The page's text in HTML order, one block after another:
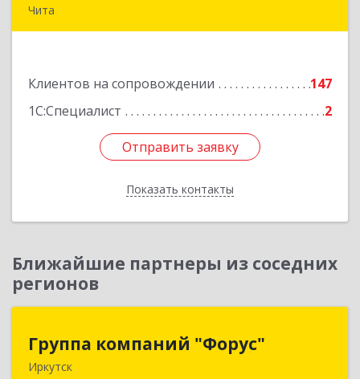
Чита
Клиентов на сопровождении
147
1С:Специалист
2
Отправить заявку
Показать контакты
Подробнее
Отправить заявку
Назад
Ближайшие партнеры из соседних
регионов
Группа компаний "Форус"
Иркутск
Группа компаний "Форус"
664007, Иркутская обл, Иркутск г, Ямская ул,